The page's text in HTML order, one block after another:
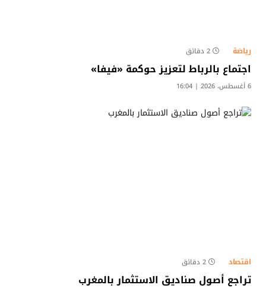
رياضة 2 دقائق
اجتماع بالرباط لتعزيز حوكمة «فيفا»
6 أغسطس، 2026 | 16:04
اقتصاد 2 دقائق
تراجع أصول صناديق الاستثمار بالمغرب